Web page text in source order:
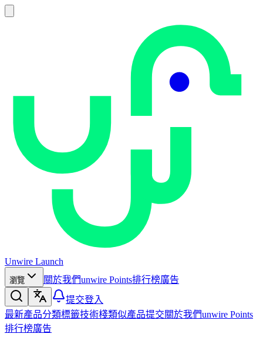
Unwire Launch
瀏覽 關於我們unwire Points排行榜廣告
提交登入
最新產品分類標籤技術棧類似產品提交關於我們unwire Points
排行榜廣告